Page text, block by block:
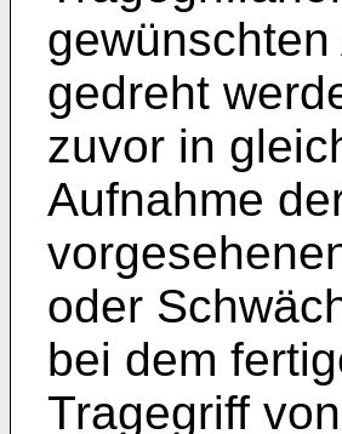
gedreht
zuvor in
Aufnahme
oder
bei dem
Tragegriff